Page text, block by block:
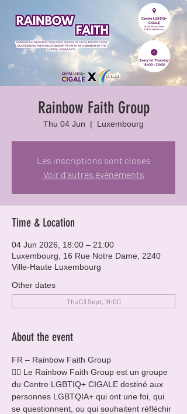
Rainbow Faith Group
Thu 04 Jun
  |
Luxembourg
Les inscriptions sont closes
Voir d'autres événements
Time & Location
04 Jun 2026, 18:00 – 21:00
Luxembourg, 16 Rue Notre Dame, 2240
Ville-Haute Luxembourg
Other dates
Thu 03 Sept, 18:00
About the event
FR – Rainbow Faith Group
🏳️‍🌈 Le Rainbow Faith Group est un groupe
du Centre LGBTIQ+ CIGALE destiné aux
personnes LGBTQIA+ qui ont une foi, qui
se questionnent, ou qui souhaitent réfléchir